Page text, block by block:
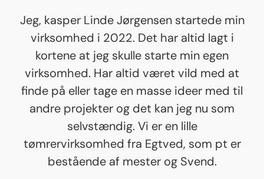
Jeg, kasper Linde Jørgensen startede min
virksomhed i 2022. Det har altid lagt i
kortene at jeg skulle starte min egen
virksomhed. Har altid været vild med at
finde på eller tage en masse ideer med til
andre projekter og det kan jeg nu som
selvstændig. Vi er en lille
tømrervirksomhed fra Egtved, som pt er
bestående af mester og Svend.